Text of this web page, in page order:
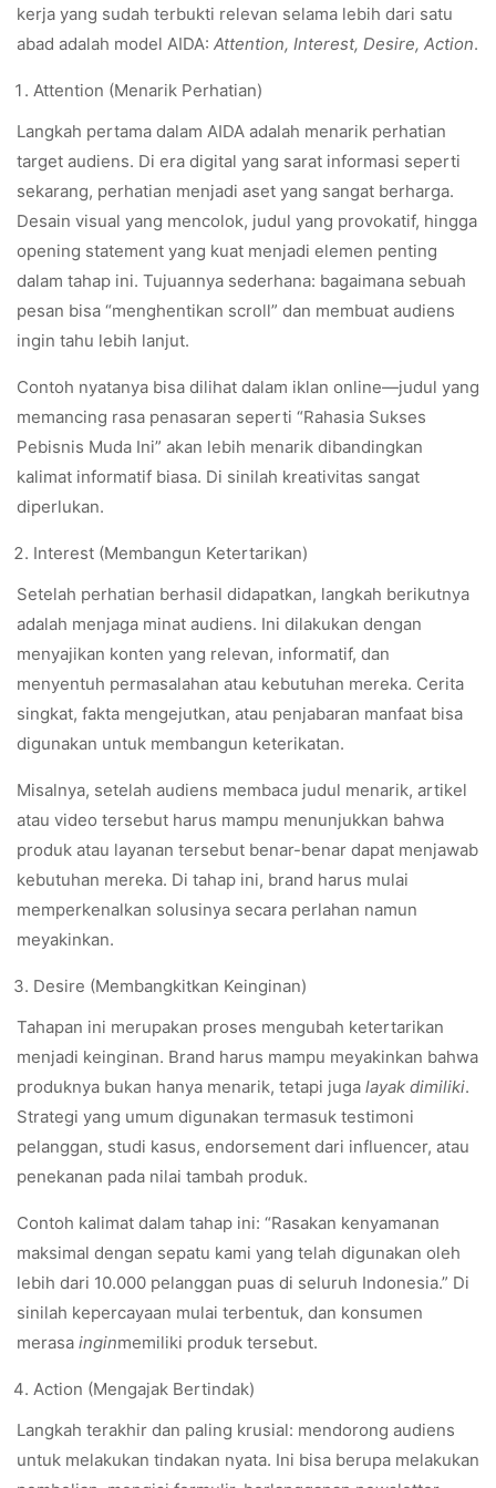
kerja yang sudah terbukti relevan selama lebih dari satu
abad adalah model AIDA: Attention, Interest, Desire, Action.
Attention (Menarik Perhatian)
Langkah pertama dalam AIDA adalah menarik perhatian
target audiens. Di era digital yang sarat informasi seperti
sekarang, perhatian menjadi aset yang sangat berharga.
Desain visual yang mencolok, judul yang provokatif, hingga
opening statement yang kuat menjadi elemen penting
dalam tahap ini. Tujuannya sederhana: bagaimana sebuah
pesan bisa “menghentikan scroll” dan membuat audiens
ingin tahu lebih lanjut.
Contoh nyatanya bisa dilihat dalam iklan online—judul yang
memancing rasa penasaran seperti “Rahasia Sukses
Pebisnis Muda Ini” akan lebih menarik dibandingkan
kalimat informatif biasa. Di sinilah kreativitas sangat
diperlukan.
Interest (Membangun Ketertarikan)
Setelah perhatian berhasil didapatkan, langkah berikutnya
adalah menjaga minat audiens. Ini dilakukan dengan
menyajikan konten yang relevan, informatif, dan
menyentuh permasalahan atau kebutuhan mereka. Cerita
singkat, fakta mengejutkan, atau penjabaran manfaat bisa
digunakan untuk membangun keterikatan.
Misalnya, setelah audiens membaca judul menarik, artikel
atau video tersebut harus mampu menunjukkan bahwa
produk atau layanan tersebut benar-benar dapat menjawab
kebutuhan mereka. Di tahap ini, brand harus mulai
memperkenalkan solusinya secara perlahan namun
meyakinkan.
Desire (Membangkitkan Keinginan)
Tahapan ini merupakan proses mengubah ketertarikan
menjadi keinginan. Brand harus mampu meyakinkan bahwa
produknya bukan hanya menarik, tetapi juga layak dimiliki.
Strategi yang umum digunakan termasuk testimoni
pelanggan, studi kasus, endorsement dari influencer, atau
penekanan pada nilai tambah produk.
Contoh kalimat dalam tahap ini: “Rasakan kenyamanan
maksimal dengan sepatu kami yang telah digunakan oleh
lebih dari 10.000 pelanggan puas di seluruh Indonesia.” Di
sinilah kepercayaan mulai terbentuk, dan konsumen
merasa inginmemiliki produk tersebut.
Action (Mengajak Bertindak)
Langkah terakhir dan paling krusial: mendorong audiens
untuk melakukan tindakan nyata. Ini bisa berupa melakukan